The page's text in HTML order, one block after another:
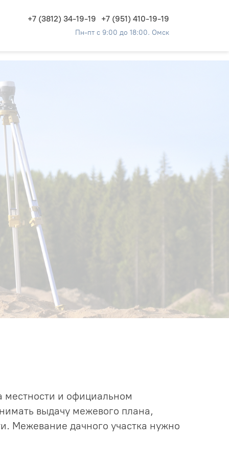
Пн-пт с 9:00 до 18:00. Омск
+7 (951) 410-19-19
+7 (3812) 34-19-19
местности и официальном
выдачу межевого плана,
Межевание дачного участка нужно